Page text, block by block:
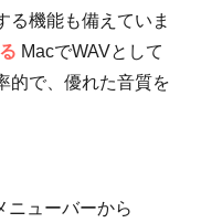
る機能も備えていま
MacでWAVとして
的で、優れた音質を
ニューバーから